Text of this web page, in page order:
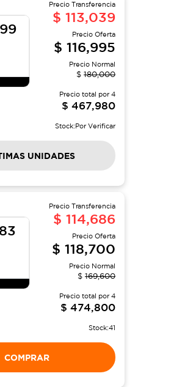
Precio Transferencia
$ 113,039
Precio Oferta
$ 116,995
Precio Normal
$ 180,000
Precio total por4
$ 467,980
Stock: Por Verificar
UNIDADES
Precio Transferencia
$ 114,686
Precio Oferta
$ 118,700
Precio Normal
$ 169,600
Precio total por4
$ 474,800
Stock:41
COMPRAR